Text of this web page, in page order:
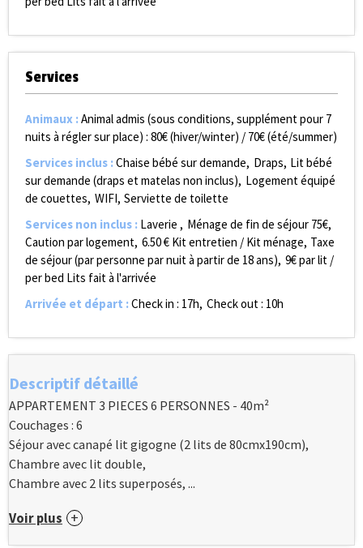
Services
Animaux :Animal admis (sous conditions, supplément pour 7
nuits à régler sur place) : 80€ (hiver/winter) / 70€ (été/summer)
Services inclus :Chaise bébé sur demande Draps Lit bébé
sur demande (draps et matelas non inclus) Logement équipé
de couettes WIFI Serviette de toilette
Services non inclus : Laverie Ménage de fin de séjour 75€
Caution par logement 6.50€ Kit entretien / Kit ménage Taxe
de séjour (par personne par nuit à partir de 18 ans) 9€ par lit /
per bed Lits fait à l'arrivée
Arrivée et départ :Check in : 17h Check out : 10h
Descriptif détaillé
APPARTEMENT 3 PIECES 6 PERSONNES - 40m²
Couchages : 6
Séjour avec canapé lit gigogne (2 lits de 80cmx190cm),
Chambre avec lit double,
Chambre avec 2 lits superposés, ...
Voir plus